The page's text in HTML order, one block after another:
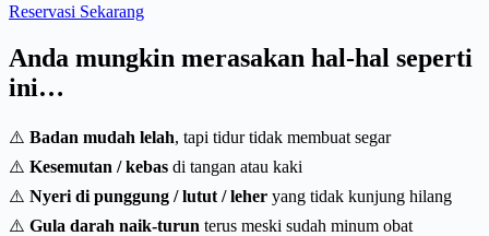
Reservasi Sekarang
Anda mungkin merasakan hal-hal seperti
ini…
⚠️ Badan mudah lelah, tapi tidur tidak membuat segar
⚠️ Kesemutan / kebas di tangan atau kaki
⚠️ Nyeri di punggung / lutut / leher yang tidak kunjung hilang
⚠️ Gula darah naik-turun terus meski sudah minum obat